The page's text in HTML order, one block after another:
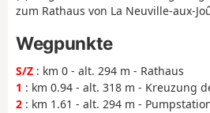
zum Rathaus von La Neuville-aux-
Wegpunkte
S/Z : km 0 - alt. 294 m - Rathaus
1 : km 0.94 - alt. 318 m - Kreuzung
2 : km 1.61 - alt. 294 m -